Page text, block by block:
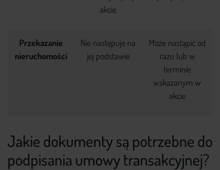
akcie
Przekazanie
nieruchomości
Nie następuje na
jej podstawie
Może nastąpić od
razu lub w
terminie
wskazanym w
akcie
Jakie dokumenty są potrzebne do
podpisania umowy transakcyjnej?